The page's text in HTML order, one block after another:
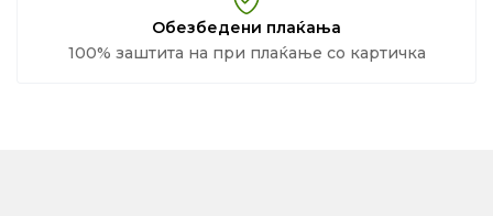
Обезбедени плаќања
100% заштита на при плаќање со картичка